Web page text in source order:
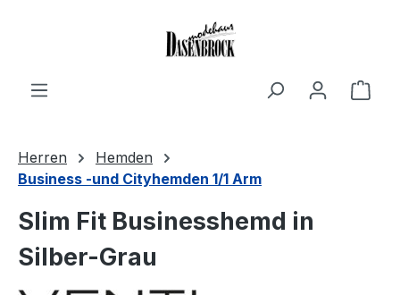
Herren
Hemden
Business -und Cityhemden 1/1 Arm
Slim Fit Businesshemd in
Silber-Grau